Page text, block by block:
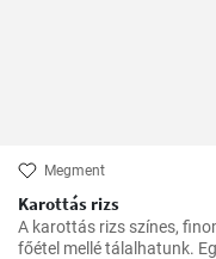
Megment
Karottás rizs
A karottás rizs színes,
főétel mellé tálalhatunk.